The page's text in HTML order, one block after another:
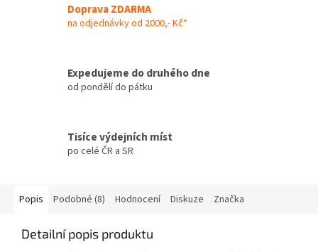
Doprava ZDARMA
na odjednávky od 2000,- Kč*
Expedujeme do druhého dne
od pondělí do pátku
Tisíce výdejních míst
po celé ČR a SR
Popis Podobné (8) Hodnocení Diskuze Značka
Detailní popis produktu